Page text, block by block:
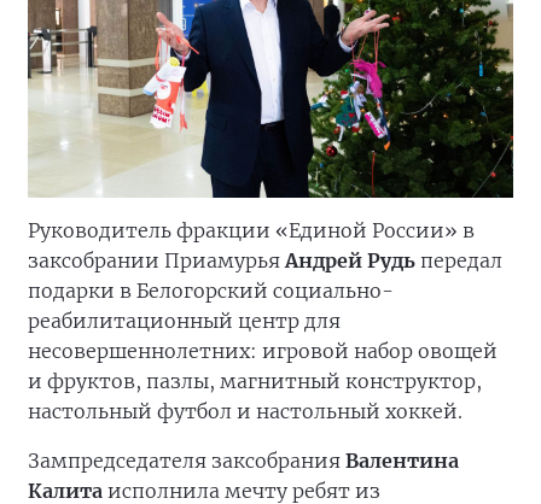
Руководитель фракции «Единой России» в
заксобрании ПриамурьяАндрей Рудь передал
подарки в Белогорский социально-
реабилитационный центр для
несовершеннолетних: игровой набор овощей
и фруктов, пазлы, магнитный конструктор,
настольный футбол и настольный хоккей.
Зампредседателя заксобрания Валентина
Калита исполнила мечту ребят из